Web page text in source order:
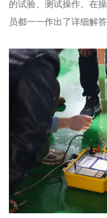
的试验、测试操作。在
员都一一作出了详细解